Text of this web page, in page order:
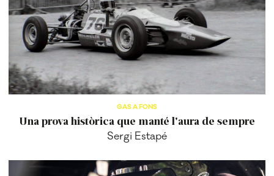
GAS A FONS
Una prova històrica que manté l'aura de sempre
Sergi Estapé